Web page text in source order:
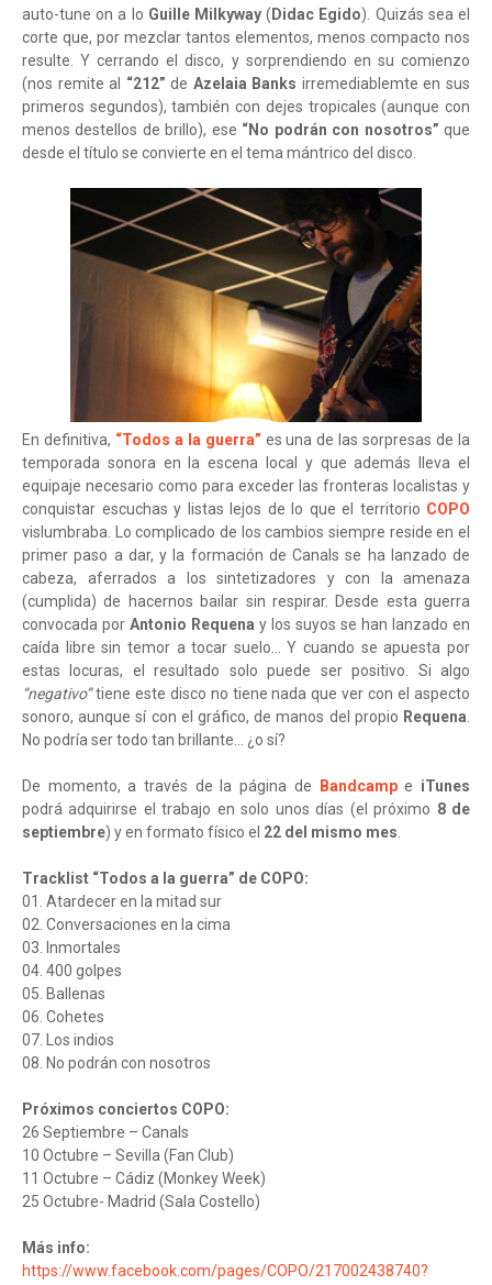
auto-tune on a lo Guille Milkyway ( Didac Egido). Quizás sea el
corte que, por mezclar tantos elementos, menos compacto nos
resulte. Y cerrando el disco, y sorprendiendo en su comienzo
(nos remite al “212” de Azelaia Banks irremediablemte en sus
primeros segundos), también con dejes tropicales (aunque con
menos destellos de brillo), ese “No podrán con nosotros” que
desde el título se convierte en el tema mántrico del disco.
En definitiva, “Todos a la guerra” es una de las sorpresas de la
temporada sonora en la escena local y que además lleva el
equipaje necesario como para exceder las fronteras localistas y
conquistar escuchas y listas lejos de lo que el territorio COPO
vislumbraba. Lo complicado de los cambios siempre reside en el
primer paso a dar, y la formación de Canals se ha lanzado de
cabeza, aferrados a los sintetizadores y con la amenaza
(cumplida) de hacernos bailar sin respirar. Desde esta guerra
convocada por Antonio Requena y los suyos se han lanzado en
caída libre sin temor a tocar suelo… Y cuando se apuesta por
estas locuras, el resultado solo puede ser positivo. Si algo
“negativo”tiene este disco no tiene nada que ver con el aspecto
sonoro, aunque sí con el gráfico, de manos del propio Requena.
No podría ser todo tan brillante… ¿o sí?
De momento, a través de la página de Bandcampe iTunes
podrá adquirirse el trabajo en solo unos días (el próximo 8 de
septiembre) y en formato físico el 22 del mismo mes.
Tracklist “Todos a la guerra” de COPO:
01. Atardecer en la mitad sur
02. Conversaciones en la cima
03. Inmortales
04. 400 golpes
05. Ballenas
06. Cohetes
07. Los indios
08. No podrán con nosotros
Próximos conciertos COPO:
26 Septiembre – Canals
10 Octubre – Sevilla (Fan Club)
11 Octubre – Cádiz (Monkey Week)
25 Octubre- Madrid (Sala Costello)
Más info:
https://www.facebook.com/pages/COPO/217002438740?